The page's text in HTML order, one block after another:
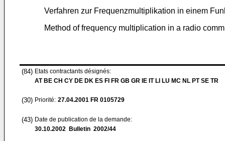
Verfahren zur Frequenzmultiplikation in einem
Method of frequency multiplication in a radio
(84) Etats contractants désignés:
AT BE CH CY DE DK ES FI FR GB GR IE IT LI LU MC NL PT SE TR
(30) Priorité: 27.04.2001 FR 0105729
(43) Date de publication de la demande:
30.10.2002 Bulletin 2002/44